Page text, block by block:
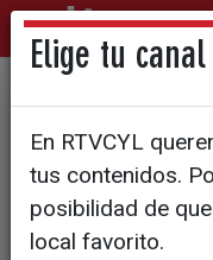
el
Elige tu
En RTVCYL
tus contenidos.
posibilidad de
local favorito.